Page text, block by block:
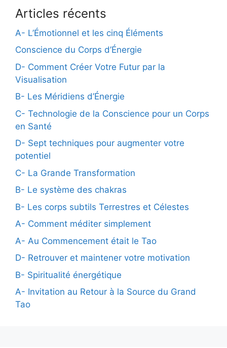
Articles récents
A- L’Émotionnel et les cinq Éléments
Conscience du Corps d’Énergie
D- Comment Créer Votre Futur par la
Visualisation
B- Les Méridiens d’Énergie
C- Technologie de la Conscience pour un Corps
en Santé
D- Sept techniques pour augmenter votre
potentiel
C- La Grande Transformation
B- Le système des chakras
B- Les corps subtils Terrestres et Célestes
A- Comment méditer simplement
A- Au Commencement était le Tao
D- Retrouver et maintener votre motivation
B- Spiritualité énergétique
A- Invitation au Retour à la Source du Grand
Tao